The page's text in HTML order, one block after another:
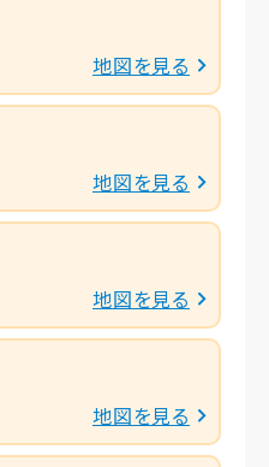
地図を見る
地図を見る
地図を見る
地図を見る